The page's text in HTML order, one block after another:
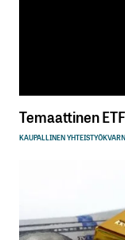
Temaattinen
KAUPALLINEN YHTEISTYÖ